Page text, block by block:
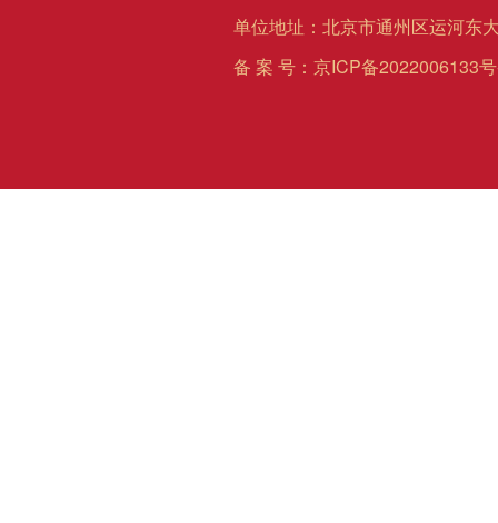
单位地址：北京市通州区运河东
备 案 号： 京ICP备2022006133